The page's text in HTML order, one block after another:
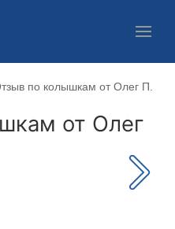
по колышкам от Олег П.
от Олег